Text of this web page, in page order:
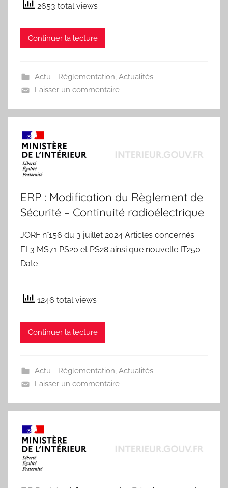
2653 total views
Continuer la lecture
Actu - Réglementation, Actualités
Laisser un commentaire
ERP : Modification du Règlement de
Sécurité – Continuité radioélectrique
JORF n°156 du 3 juillet 2024 Articles concernés :
EL3 MS71 PS20 et PS28 ainsi que nouvelle IT250
Date
1246 total views
Continuer la lecture
Actu - Réglementation, Actualités
Laisser un commentaire